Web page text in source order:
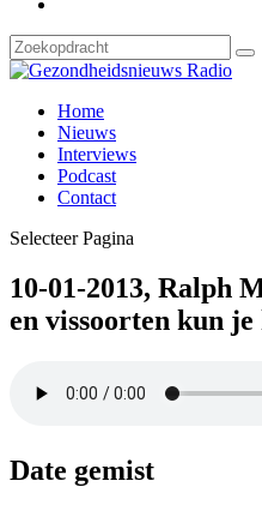
Home
Nieuws
Interviews
Podcast
Contact
Selecteer Pagina
10-01-2013, Ralph
en vissoorten kun je
Date gemist